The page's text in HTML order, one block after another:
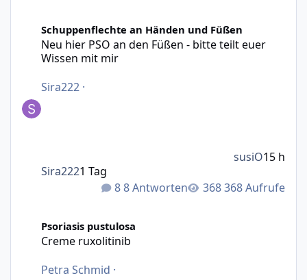
Schuppenflechte an Händen und Füßen
Neu hier PSO an den Füßen - bitte teilt euer
Wissen mit mir
Sira222 ·
8 Antworten 368 Aufrufe
Sira2221 Tag
susiO15 h
Psoriasis pustulosa
Creme ruxolitinib
Petra Schmid ·